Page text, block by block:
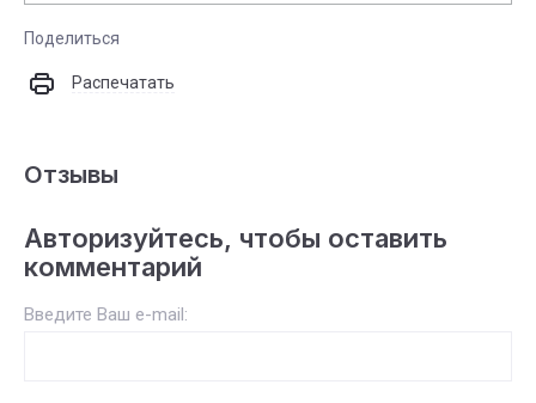
Поделиться
Распечатать
Отзывы
Авторизуйтесь, чтобы оставить
комментарий
Введите Ваш e-mail: